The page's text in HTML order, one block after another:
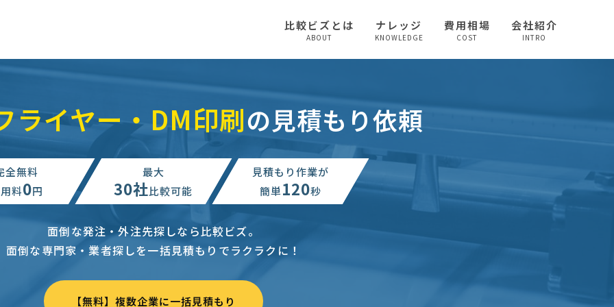
比較ビズとは
ABOUT
ナレッジ
KNOWLEDGE
費用相場
COST
会社紹介
INTRO
ライヤー・DM印刷の見積もり依頼
全無料
料0円
最大
30社比較可能
見積もり作業が
簡単120秒
面倒な発注・外注先探しなら比較ビズ。
面倒な専門家・業者探しを一括見積もりでラクラクに！
【無料】複数企業に一括見積もり